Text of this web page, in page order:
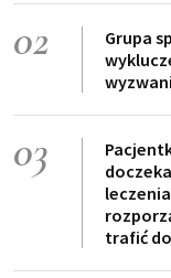
02
Grupa
03
trafić